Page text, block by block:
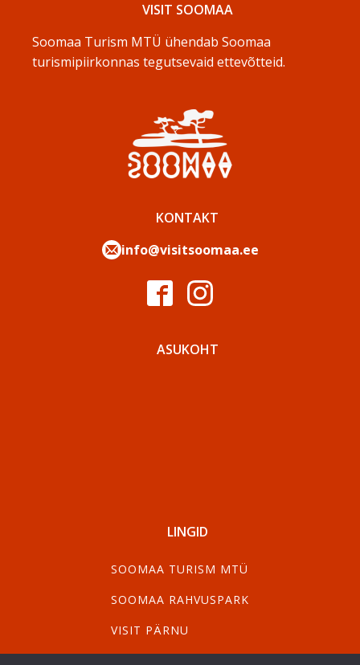
VISIT SOOMAA
Soomaa Turism MTÜ ühendab Soomaa
turismipiirkonnas tegutsevaid ettevõtteid.
KONTAKT
info@visitsoomaa.ee
ASUKOHT
LINGID
SOOMAA TURISM MTÜ
SOOMAA RAHVUSPARK
VISIT PÄRNU